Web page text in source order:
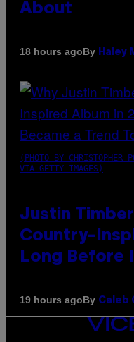
About
18 hours agoBy Haley
(PHOTO BY CHRISTOPHER
VIA GETTY IMAGES)
Justin
Country-
Long Before
19 hours agoBy Caleb
VICE
MEDIA